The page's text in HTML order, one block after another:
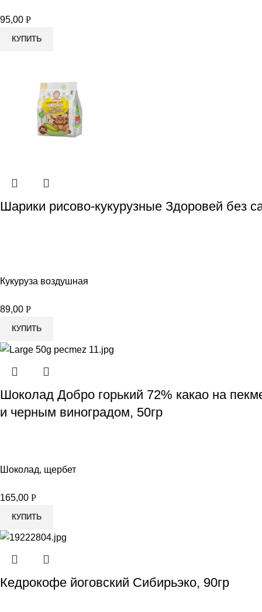
95,00 Р
КУПИТЬ
Шарики рисово-кукурузные Здоровей без
Кукуруза воздушная
89,00 Р
КУПИТЬ
Шоколад Добро горький 72% какао на
и черным виноградом, 50гр
Шоколад, щербет
165,00 Р
КУПИТЬ
Кедрокофе йоговский Сибирьэко, 90гр